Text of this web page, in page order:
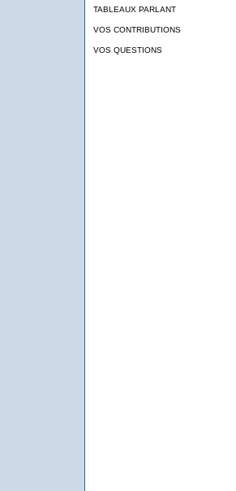
TABLEAUX PARLANT
VOS CONTRIBUTIONS
VOS QUESTIONS